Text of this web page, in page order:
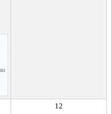
12